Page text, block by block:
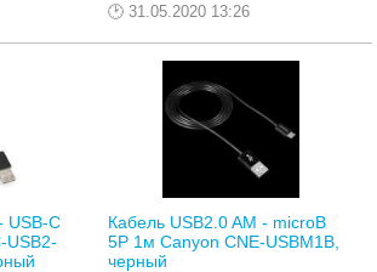
31.05.2020 13:26
USB-C
USB2-
Кабель USB2.0 AM - microB
5P 1м Canyon CNE-USBM1B,
черный